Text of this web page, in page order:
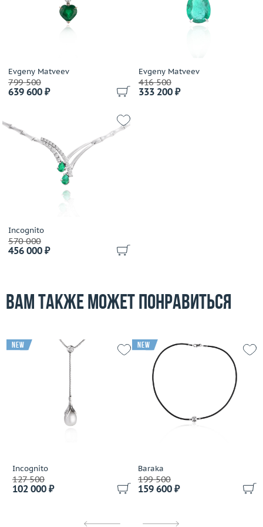
Evgeny Matveev
799 500
639 600 ₽
Evgeny Matveev
416 500
333 200 ₽
Incognito
570 000
456 000 ₽
Вам также может понравиться
Incognito
127 500
102 000 ₽
new
Baraka
199 500
159 600 ₽
new